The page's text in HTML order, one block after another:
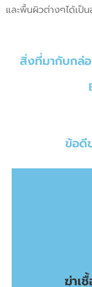
และพื้นผิวต่างๆได้เป็
สิ่งที่มากับกล่
ข้อดี
ฆ่าเ
ฆ่า
ผ่านการทดสอบ